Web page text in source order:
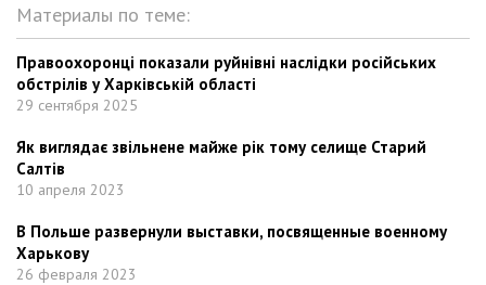
Материалы по теме:
Правоохоронці показали руйнівні наслідки російських
обстрілів у Харківській області
29 сентября 2025
Як виглядає звільнене майже рік тому селище Старий
Салтів
10 апреля 2023
В Польше развернули выставки, посвященные военному
Харькову
26 февраля 2023